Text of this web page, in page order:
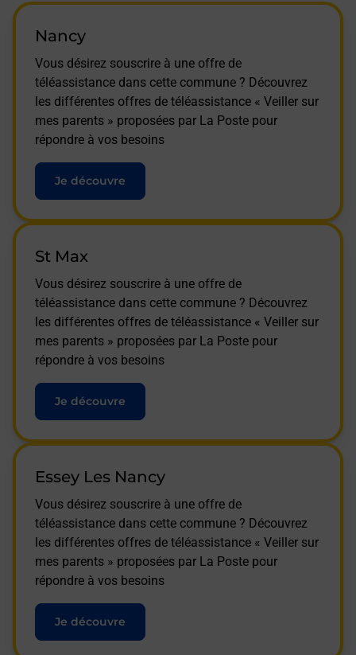
Nancy
Vous désirez souscrire à une offre de
téléassistance dans cette commune ? Découvrez
les différentes offres de téléassistance « Veiller sur
mes parents » proposées par La Poste pour
répondre à vos besoins
Je découvre
St Max
Vous désirez souscrire à une offre de
téléassistance dans cette commune ? Découvrez
les différentes offres de téléassistance « Veiller sur
mes parents » proposées par La Poste pour
répondre à vos besoins
Je découvre
Essey Les Nancy
Vous désirez souscrire à une offre de
téléassistance dans cette commune ? Découvrez
les différentes offres de téléassistance « Veiller sur
mes parents » proposées par La Poste pour
répondre à vos besoins
Je découvre